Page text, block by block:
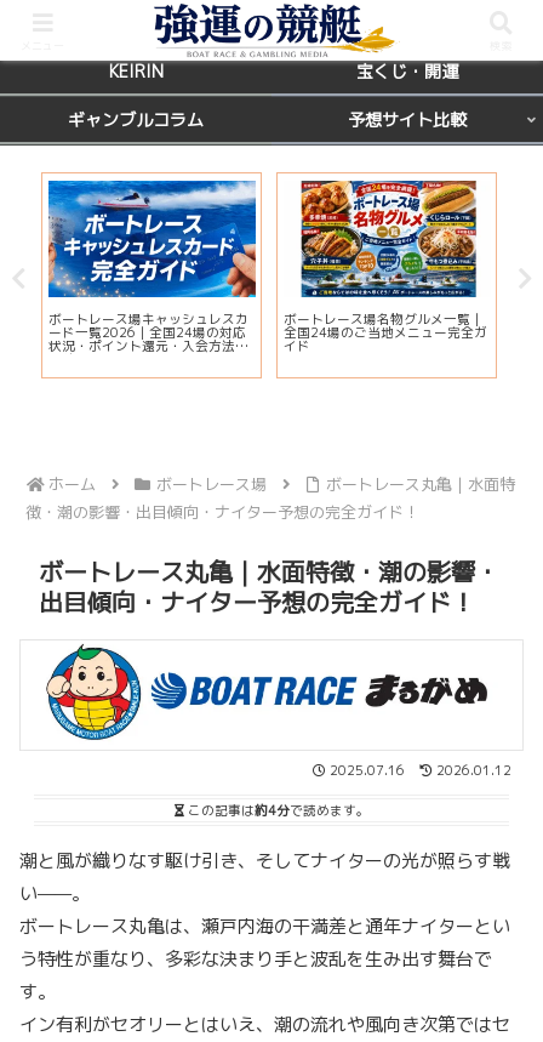
BOATRACE レース場ガイド
KEIRIN 宝くじ・開運
ギャンブルコラム 予想サイト比較
ボートレース場キャッシュレスカ
ード一覧2026｜全国24場の対応
状況・ポイント還元・入会方法ま
とめ
ボートレース場名物グルメ一覧｜
全国24場のご当地メニュー完全ガ
イド
ホーム ボートレース場
ボートレース丸亀｜水面特
徴・潮の影響・出目傾向・ナイター予想の完全ガイド！
ボートレース丸亀｜水面特徴・潮の影響・
出目傾向・ナイター予想の完全ガイド！
2025.07.16 2026.01.12
この記事は約4分で読めます。
潮と風が織りなす駆け引き、そしてナイターの光が照らす戦
い——。
ボートレース丸亀は、瀬戸内海の干満差と通年ナイターとい
う特性が重なり、多彩な決まり手と波乱を生み出す舞台で
す。
イン有利がセオリーとはいえ、潮の流れや風向き次第ではセ